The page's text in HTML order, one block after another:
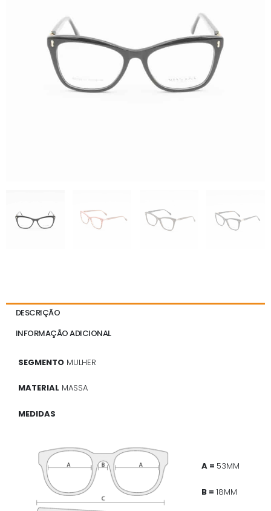
DESCRIÇÃO
INFORMAÇÃO ADICIONAL
SEGMENTO MULHER
MATERIAL MASSA
MEDIDAS
A = 53MM
B = 18MM